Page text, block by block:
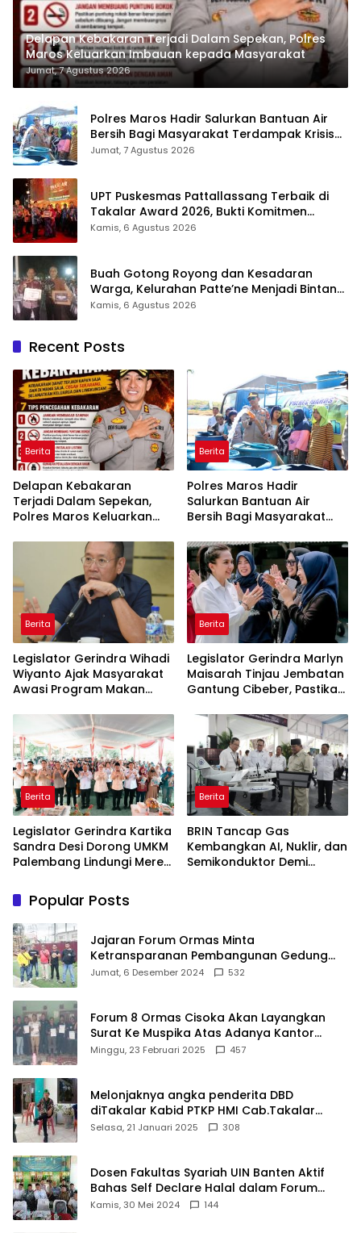
Delapan Kebakaran Terjadi Dalam Sepekan, Polres
Maros Keluarkan Imbauan kepada Masyarakat
Jumat, 7 Agustus 2026
Polres Maros Hadir Salurkan Bantuan Air
Bersih Bagi Masyarakat Terdampak Krisis
Air Bersih Di Maros
Jumat, 7 Agustus 2026
UPT Puskesmas Pattallassang Terbaik di
Takalar Award 2026, Bukti Komitmen
Hadirkan Pelayanan Kesehatan Berkualitas
Kamis, 6 Agustus 2026
Buah Gotong Royong dan Kesadaran
Warga, Kelurahan Patte’ne Menjadi Bintang
Takalar Award 2026
Kamis, 6 Agustus 2026
Recent Posts
Berita
Delapan Kebakaran
Terjadi Dalam Sepekan,
Polres Maros Keluarkan
Masyarakat
Berita
Polres Maros Hadir
Salurkan Bantuan Air
Bersih Bagi Masyarakat
Di Maros
Berita
Legislator Gerindra Wihadi
Wiyanto Ajak Masyarakat
Awasi Program Makan
Sasaran
Berita
Legislator Gerindra Marlyn
Maisarah Tinjau Jembatan
Gantung Cibeber, Pastikan
Berita
Legislator Gerindra Kartika
Sandra Desi Dorong UMKM
Palembang Lindungi Merek
Berita
BRIN Tancap Gas
Kembangkan AI, Nuklir, dan
Semikonduktor Demi
Popular Posts
Jajaran Forum Ormas Minta
Ketransparanan Pembangunan Gedung
Damkar Di Kecamatan Cisoka
Jumat, 6 Desember 2024 532
Forum 8 Ormas Cisoka Akan Layangkan
Surat Ke Muspika Atas Adanya Kantor
Matel di Cisoka
Minggu, 23 Februari 2025 457
Melonjaknya angka penderita DBD
diTakalar Kabid PTKP HMI Cab.Takalar
angkat bicara
Selasa, 21 Januari 2025 308
Dosen Fakultas Syariah UIN Banten Aktif
Bahas Self Declare Halal dalam Forum
Ijtima Ulama MUI
Kamis, 30 Mei 2024 144